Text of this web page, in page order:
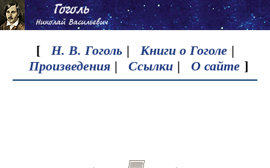
[ Н. В. Гоголь | Книги о Гоголе |
Произведения | Ссылки | О сайте ]